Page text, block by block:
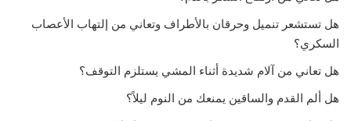
هل تستشعر تنميل وحرقان بالأطراف وتعاني من إلتهاب الأعصاب
السكري؟
هل تعاني من آلام شديدة أثناء المشي يستلزم التوقف؟
هل ألم القدم والساقين يمنعك من النوم ليلاً؟